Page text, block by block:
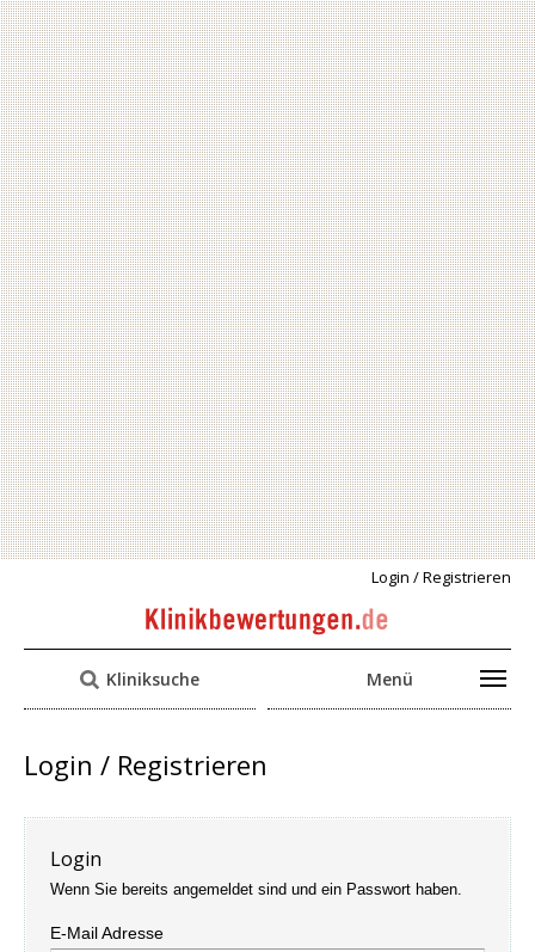
Login / Registrieren
Kliniksuche Menü
Login / Registrieren
Login
Wenn Sie bereits angemeldet sind und ein Passwort haben.
E-Mail Adresse